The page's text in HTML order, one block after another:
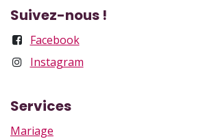
Suivez-nous !
Facebook
Instagram
Services
Mariage